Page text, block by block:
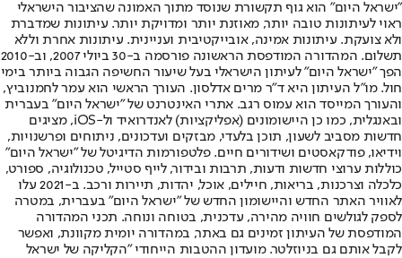
"ישראל היום" הוא גוף תקשורת שנוסד מתוך האמונה שהציבור הישראלי
ראוי לעיתונות טובה יותר, מאוזנת יותר ומדויקת יותר. עיתונות שמדברת
ולא צועקת. עיתונות אמינה, אובייקטיבית ועניינית. עיתונות אחרת וללא
תשלום. המהדורה המודפסת הראשונה פורסמה ב-30 ביולי 2007, וב-2010
הפך "ישראל היום" לעיתון הישראלי בעל שיעור החשיפה הגבוה ביותר בימי
חול. מו"ל העיתון היא ד"ר מרים אדלסון. העורך הראשי הוא עמר לחמנוביץ,
והעורך המייסד הוא עמוס רגב. אתרי האינטרנט של "ישראל היום" בעברית
ובאנגלית, כמו כן היישומונים (אפליקציות) לאנדרואיד ול-iOS, מציגים
חדשות מסביב לשעון, תוכן בלעדי, מבזקים ועדכונים, ניתוחים ופרשנויות,
וידיאו, פודקאסטים ושידורים חיים. פלטפורמות הדיגיטל של "ישראל היום"
כוללות ערוצי חדשות ודעות, תרבות ובידור, לייף סטייל, טכנולוגיה, ספורט,
כלכלה וצרכנות, בריאות, חיילים, אוכל, יהדות, תיירות ורכב. ב-2021 עלו
לאוויר האתר החדש והיישומון החדש של "ישראל היום" בעברית, במטרה
לספק לגולשים חוויה מהירה, עדכנית, בטוחה ונוחה. תכני המהדורה
המודפסת של העיתון זמינים גם באתר, במהדורה יומית מקוונת, ואפשר
לקבל אותם גם בניוזלטר. מועדון ההטבות הייחודי "הקליקה של ישראל